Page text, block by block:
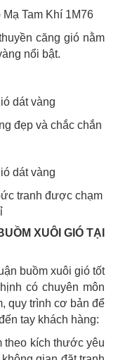
Tam Khí 1M76
căng gió nằm
nổi bật.
đẹp và chắc chắn
tranh được chạm
XUÔI GIÓ TẠI
buồm xuôi gió tốt
có chuyên môn
quy trình cơ bản để
tay khách hàng:
theo kích thước yêu